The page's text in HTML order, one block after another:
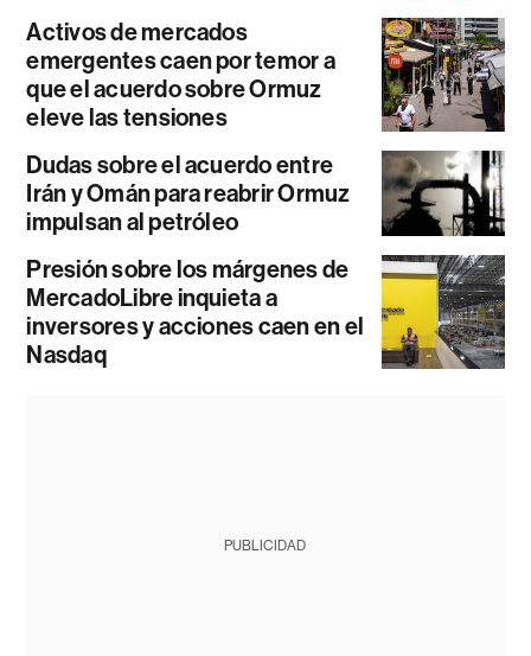
Activos de mercados
emergentes caen por temor a
que el acuerdo sobre Ormuz
eleve las tensiones
Dudas sobre el acuerdo entre
Irán y Omán para reabrir Ormuz
impulsan al petróleo
Presión sobre los márgenes de
MercadoLibre inquieta a
inversores y acciones caen en el
Nasdaq
PUBLICIDAD